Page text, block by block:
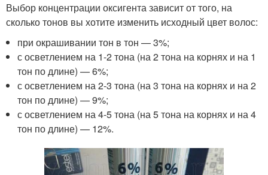
Выбор концентрации оксигента зависит от того, на
сколько тонов вы хотите изменить исходный цвет волос:
при окрашивании тон в тон — 3%;
с осветлением на 1-2 тона (на 2 тона на корнях и на 1
тон по длине) — 6%;
с осветлением на 2-3 тона (на 3 тона на корнях и на 2
тон по длине) — 9%;
с осветлением на 4-5 тона (на 5 тона на корнях и на 4
тон по длине) — 12%.